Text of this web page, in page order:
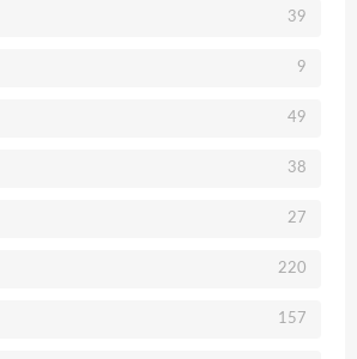
39
9
49
38
27
220
157